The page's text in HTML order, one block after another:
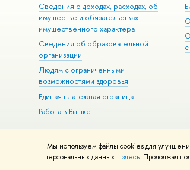
Мы используем файлы cookies для
персональных данных –здесь. Продолжая
Сведения о доходах, расходах, об
имуществе и обязательствах
имущественного характера
Сведения об образовательной
организации
Людям с ограниченными
возможностями здоровья
Единая платежная страница
Работа в Вышке
© НИУ ВШЭ 1993–2026 Адреса и контакты
Шрифты HSE Sans и HSE Slab разработаны в